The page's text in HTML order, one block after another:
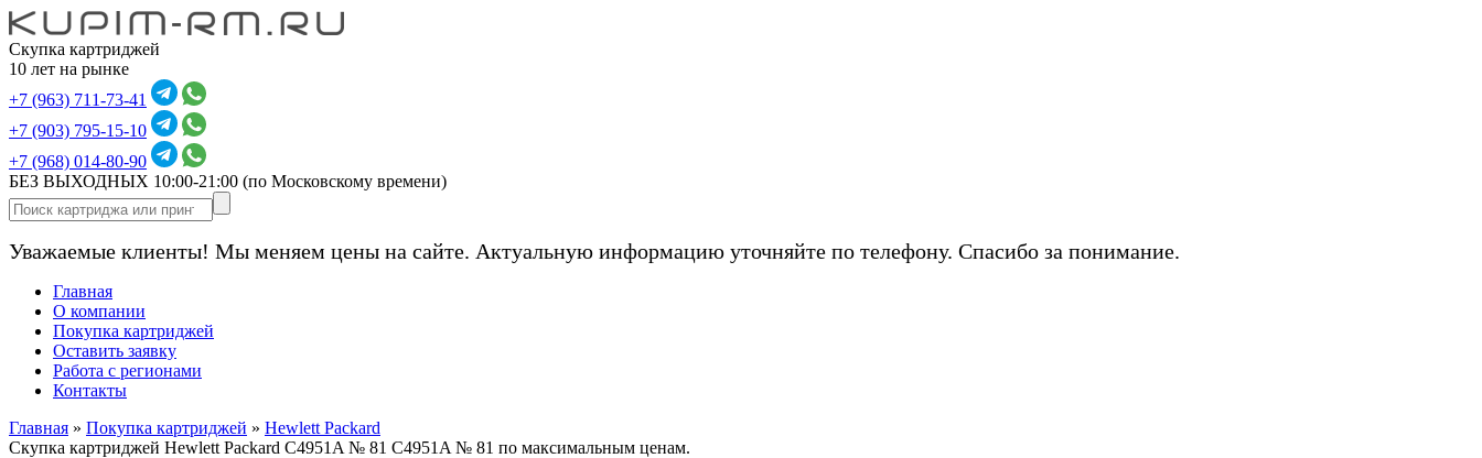
Скупка картриджей
10 лет на рынке
+7 (963) 711-73-41
+7 (903) 795-15-10
+7 (968) 014-80-90
БЕЗ ВЫХОДНЫХ 10:00-21:00 (по Московскому времени)
Уважаемые клиенты! Мы меняем цены на сайте. Актуальную информацию уточняйте по телефону. Спасибо за понимание.
Главная
О компании
Покупка картриджей
Оставить заявку
Работа с регионами
Контакты
Главная » Покупка картриджей » Hewlett Packard
Скупка картриджей Hewlett Packard C4951A № 81 C4951A № 81 по максимальным ценам.